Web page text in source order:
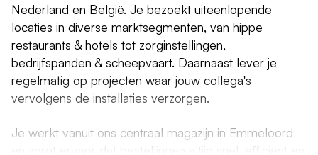
Nederland en België. Je bezoekt uiteenlopende
locaties in diverse marktsegmenten, van hippe
restaurants & hotels tot zorginstellingen,
bedrijfspanden & scheepvaart. Daarnaast lever je
regelmatig op projecten waar jouw collega's
vervolgens de installaties verzorgen.
Je werkt vanuit ons centraal magazijn in Emmeloord
en zorgt ervoor dat bestellingen altijd snel, efficiënt en